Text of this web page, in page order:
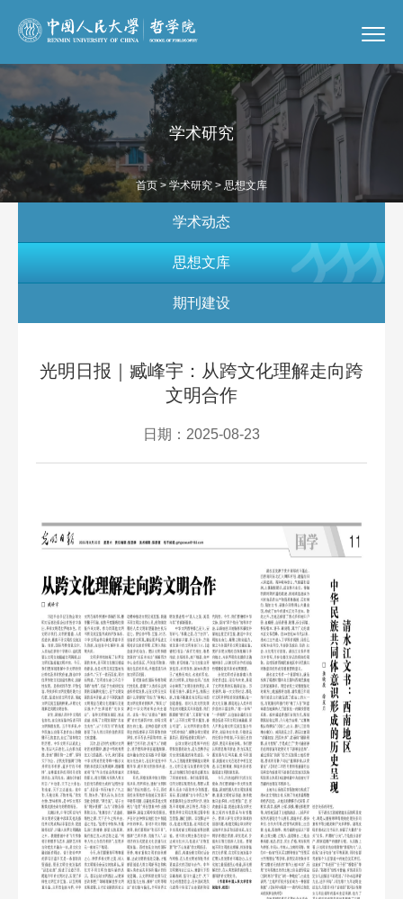
学术研究
首页 > 学术研究 > 思想文库
学术动态
思想文库
期刊建设
光明日报｜臧峰宇：从跨文化理解走向跨
文明合作
日期：2025-08-23